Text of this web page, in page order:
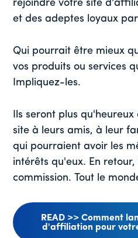
rejoindre votre site
et des adeptes loyaux
Qui pourrait être mieux
vos produits ou services
Impliquez-les.
Ils seront plus
site à leurs amis, à leur
qui pourraient avoir les
intérêts qu'eux. En
commission. Tout le
READ >> Comment
d'affiliation pour